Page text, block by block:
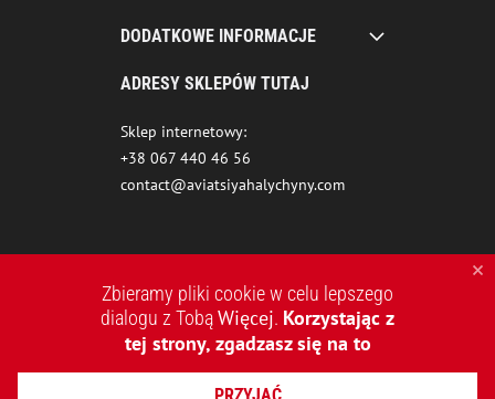
DODATKOWE INFORMACJE
ADRESY SKLEPÓW TUTAJ
Sklep internetowy:
+38 067 440 46 56
contact@aviatsiyahalychyny.com
2015-2026 © AVIATSIYA HALYCHYNY – UKRAIŃSKA MARKA
Zbieramy pliki cookie w celu lepszego
dialogu z TobąWięcej. Korzystając z
tej strony, zgadzasz się na to